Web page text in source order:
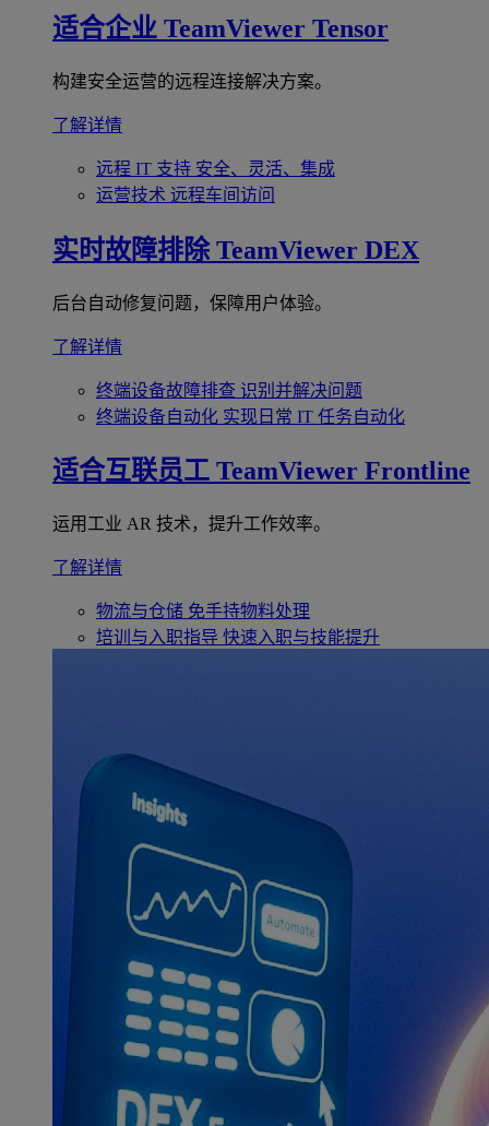
适合企业 TeamViewer Tensor
构建安全运营的远程连接解决方案。
了解详情
远程 IT 支持 安全、灵活、集成
运营技术 远程车间访问
实时故障排除 TeamViewer DEX
后台自动修复问题，保障用户体验。
了解详情
终端设备故障排查 识别并解决问题
终端设备自动化 实现日常 IT 任务自动化
适合互联员工 TeamViewer Frontline
运用工业 AR 技术，提升工作效率。
了解详情
物流与仓储 免手持物料处理
培训与入职指导 快速入职与技能提升